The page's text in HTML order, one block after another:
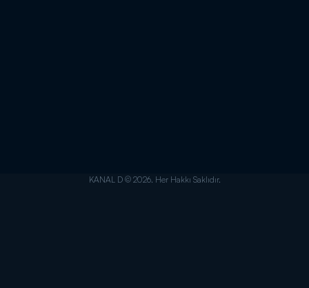
KANAL D © 2026. Her Hakkı Saklıdır.